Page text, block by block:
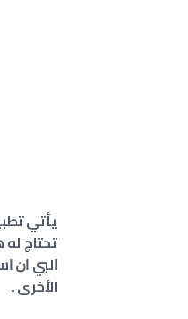
تحتاج
ﺍﻟﺒﻲ ﺍﻥ
الأخرى .